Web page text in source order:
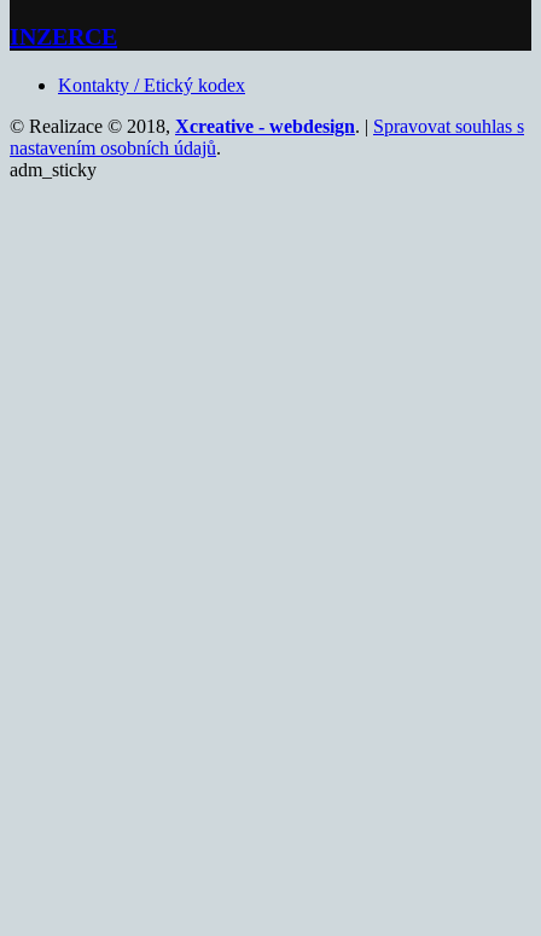
INZERCE
Kontakty / Etický kodex
© Realizace © 2018, Xcreative - webdesign. | Spravovat souhlas s
nastavením osobních údajů.
adm_sticky